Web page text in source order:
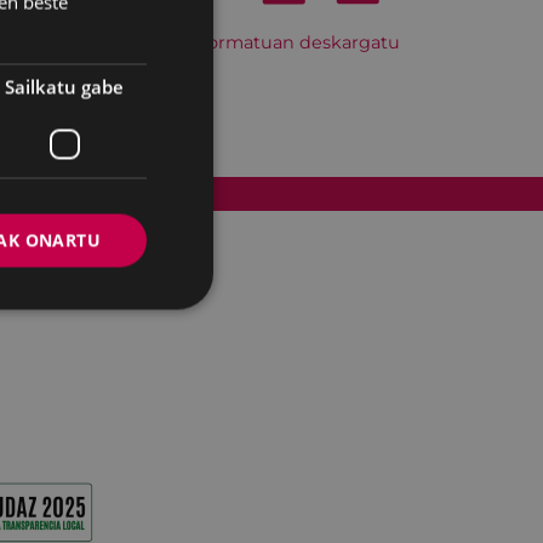
Hitzordu hau iCal formatuan deskargatu
Sailkatu gabe
ONARTU